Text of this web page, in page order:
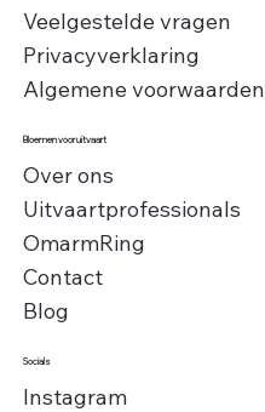
Veelgestelde vragen
Privacyverklaring
Algemene voorwaarden
Bloemen voor uitvaart
Over ons
Uitvaartprofessionals
OmarmRing
Contact
Blog
Socials
Instagram